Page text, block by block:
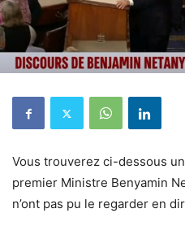
Vous trouverez ci-dessous
premier Ministre Benyamin
n’ont pas pu le regarder en